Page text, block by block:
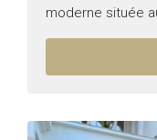
moderne située
Lac 2 *Superficie